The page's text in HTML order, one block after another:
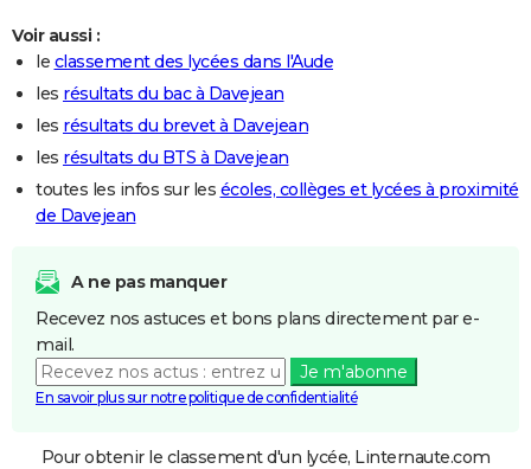
Voir aussi :
le classement des lycées dans l'Aude
les résultats du bac à Davejean
les résultats du brevet à Davejean
les résultats du BTS à Davejean
toutes les infos sur les écoles, collèges et lycées à proximité
de Davejean
A ne pas manquer
Recevez nos astuces et bons plans directement par e-
mail.
Je m'abonne
En savoir plus sur notre politique de confidentialité
Pour obtenir le classement d'un lycée, Linternaute.com